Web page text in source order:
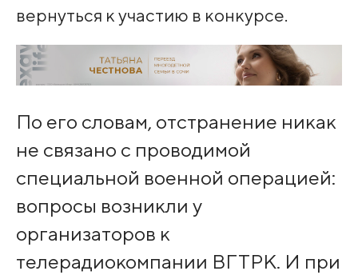
вернуться к участию в конкурсе.
По его словам, отстранение никак
не связано с проводимой
специальной военной операцией:
вопросы возникли у
организаторов к
телерадиокомпании ВГТРК. И при